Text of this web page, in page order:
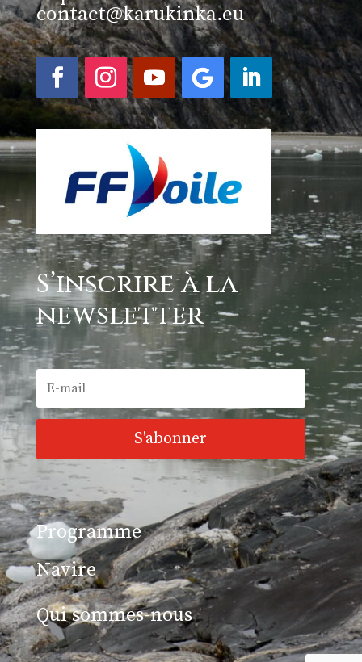
contact@karukinka.eu
S’inscrire à la
newsletter
S'abonner
Programme
Navire
Qui sommes-nous